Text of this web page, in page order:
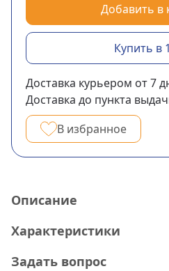
Добавить в
Купить в
Доставка курьером от 7
Доставка до пункта
В избранное
Описание
Характеристики
Задать вопрос